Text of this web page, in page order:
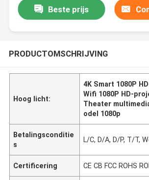
Beste prijs
PRODUCTOMSCHRIJVING
Hoog licht:
4K Smart 1080P
Wifi 1080P HD-
Theater
odel 1080p
Betalingsconditie
s
L/C, D/A, D/P, T/T,
Certificering CE CB FCC ROHS